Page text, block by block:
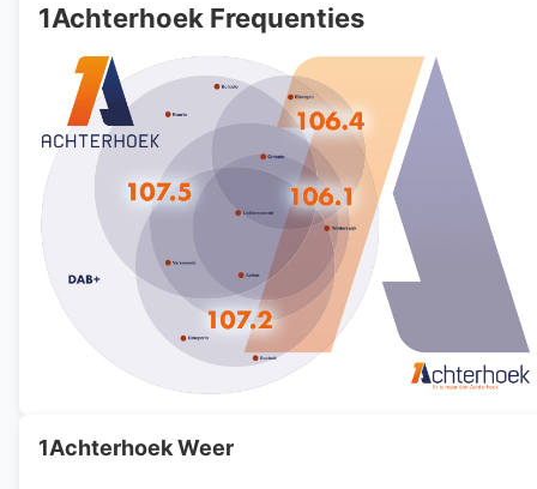
1Achterhoek Frequenties
1Achterhoek Weer